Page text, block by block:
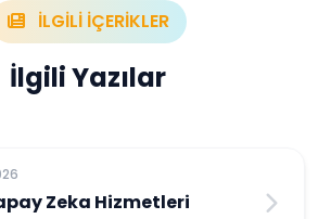
İLGİLİ İÇERİKLER
İlgili Yazılar
Zeka Hizmetleri